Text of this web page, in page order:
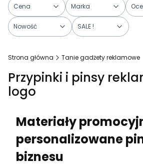
Cena Marka
Nowość SALE !
Strona główna Tanie gadżety reklamowe
Przypinki i pinsy
logo
Materiały
personalizowane
biznesu